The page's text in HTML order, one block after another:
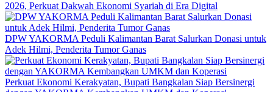
2026, Perkuat Dakwah Ekonomi Syariah di Era Digital
DPW YAKORMA Peduli Kalimantan Barat Salurkan Donasi untuk
Adek Hilmi, Penderita Tumor Ganas
Perkuat Ekonomi Kerakyatan, Bupati Bangkalan Siap Bersinergi